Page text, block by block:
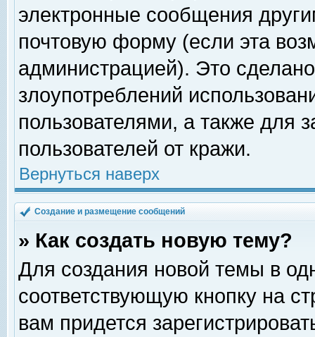
электронные сообщения
почтовую форму (если эта
администрацией). Это
злоупотреблений
пользователями, а также для
пользователей от кражи.
Вернуться наверх
Создание и размещение сообщений
» Как создать новую тему?
Для создания новой темы в
соответствующую кнопку на
вам придется